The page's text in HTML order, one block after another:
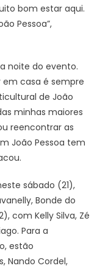
bom estar aqui.
Pessoa”,
noite do evento.
em casa é sempre
de João
minhas maiores
reencontrar as
João Pessoa tem
sábado (21),
Bonde do
com Kelly Silva, Zé
Para a
estão
Nando Cordel,